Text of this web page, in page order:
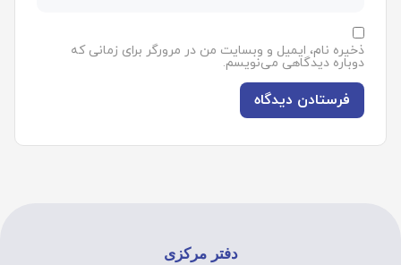
ذخیره نام، ایمیل و وبسایت من در مرورگر برای زمانی که
دوباره دیدگاهی می‌نویسم.
دفتر مرکزی